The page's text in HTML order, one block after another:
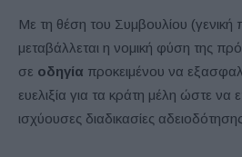
Με τη θέση του Συμβουλίου (γενική
μεταβάλλεται η νομική φύση της
σε οδηγία προκειμένου να
ευελιξία για τα κράτη μέλη ώστε
ισχύουσες διαδικασίες